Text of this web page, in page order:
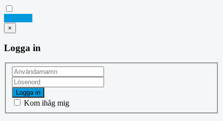
×
Logga in
Logga in
Kom ihåg mig